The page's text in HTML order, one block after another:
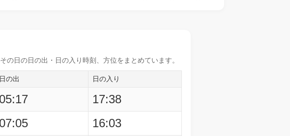
の日の日の出・日の入り時刻 、方位をまとめています。
日の出 日の入り
05:17
17:38
07:05
16:03